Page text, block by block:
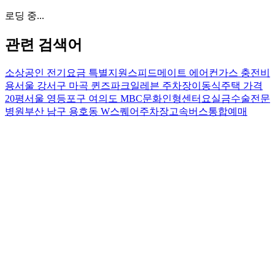
로딩 중...
관련 검색어
소상공인 전기요금 특별지원 스피드메이트 에어컨가스 충전비
용서울 강서구 마곡 퀸즈파크일레븐 주차장이동식주택 가격
20평서울 영등포구 여의도 MBC문화인형센터 요실금수술전문
병원 부산 남구 용호동 W스퀘어주차장고속버스통합예매